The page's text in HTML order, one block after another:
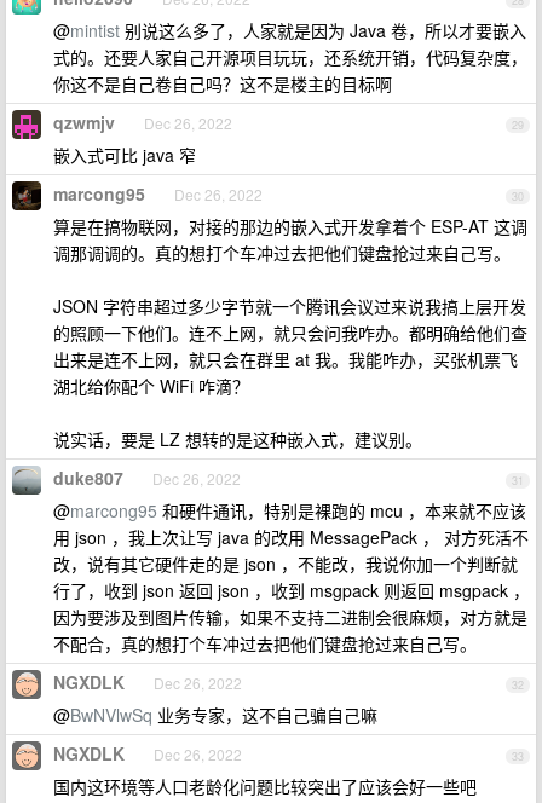
@mintist 别说这么多了，人家就是因为 Java 卷，所以才要嵌入
式的。还要人家自己开源项目玩玩，还系统开销，代码复杂度，
你这不是自己卷自己吗？这不是楼主的目标啊
29
qzwmjv Dec 26, 2022
嵌入式可比 java 窄
30
marcong95 Dec 26, 2022
算是在搞物联网，对接的那边的嵌入式开发拿着个 ESP-AT 这调
调那调调的。真的想打个车冲过去把他们键盘抢过来自己写。
JSON 字符串超过多少字节就一个腾讯会议过来说我搞上层开发
的照顾一下他们。连不上网，就只会问我咋办。都明确给他们查
出来是连不上网，就只会在群里 at 我。我能咋办，买张机票飞
湖北给你配个 WiFi 咋滴？
说实话，要是 LZ 想转的是这种嵌入式，建议别。
31
duke807 Dec 26, 2022
@marcong95 和硬件通讯，特别是裸跑的 mcu ，本来就不应该
用 json ，我上次让写 java 的改用 MessagePack ， 对方死活不
改，说有其它硬件走的是 json ，不能改，我说你加一个判断就
行了，收到 json 返回 json ，收到 msgpack 则返回 msgpack ，
因为要涉及到图片传输，如果不支持二进制会很麻烦，对方就是
不配合，真的想打个车冲过去把他们键盘抢过来自己写。
32
NGXDLK Dec 26, 2022
@BwNVlwSq 业务专家，这不自己骗自己嘛
33
NGXDLK Dec 26, 2022
国内这环境等人口老龄化问题比较突出了应该会好一些吧